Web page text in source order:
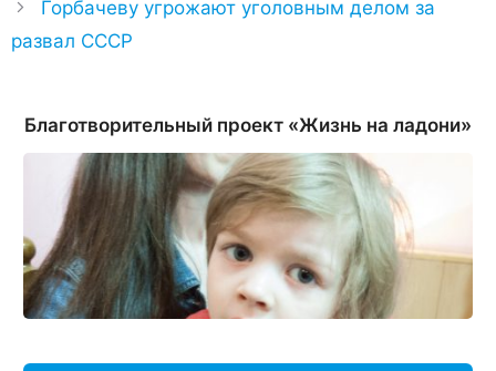
Горбачеву угрожают уголовным делом за
развал СССР
Благотворительный проект «Жизнь на ладони»